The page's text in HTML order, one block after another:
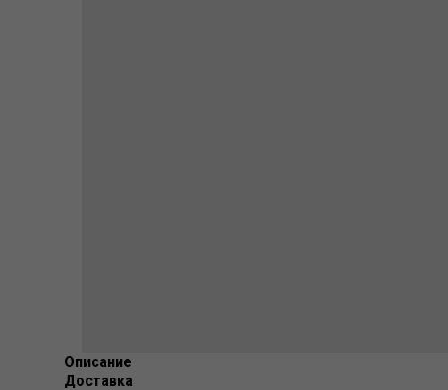
Описание
Доставка